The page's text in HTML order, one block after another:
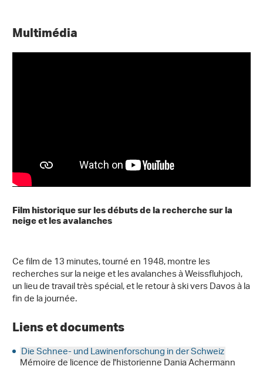
Multimédia
Film historique sur les débuts de la recherche sur la
neige et les avalanches
Ce film de 13 minutes, tourné en 1948, montre les
recherches sur la neige et les avalanches à Weissfluhjoch,
un lieu de travail très spécial, et le retour à ski vers Davos à la
fin de la journée.
Liens et documents
Die Schnee- und Lawinenforschung in der Schweiz